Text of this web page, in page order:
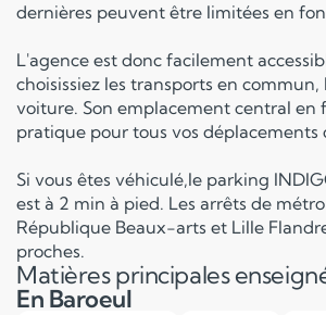
dernières peuvent être limitées en
L'agence est donc facilement
choisissiez les transports en commun,
voiture. Son emplacement central en
pratique pour tous vos déplacements
Si vous êtes véhiculé,le parking
est à 2 min à pied. Les arrêts de
République Beaux-arts et Lille
proches.
Matières principales
En Baroeul